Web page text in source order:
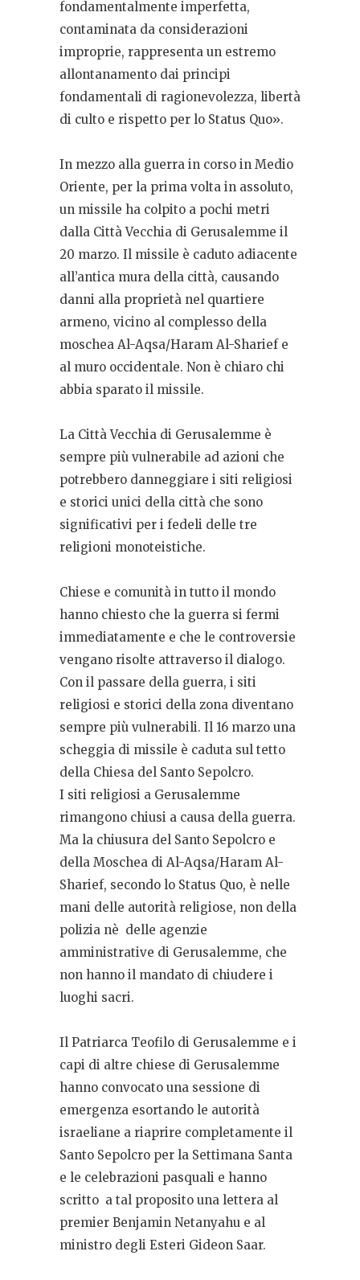
fondamentalmente imperfetta,
contaminata da considerazioni
improprie, rappresenta un estremo
allontanamento dai principi
fondamentali di ragionevolezza, libertà
di culto e rispetto per lo Status Quo».
In mezzo alla guerra in corso in Medio
Oriente, per la prima volta in assoluto,
un missile ha colpito a pochi metri
dalla Città Vecchia di Gerusalemme il
20 marzo. Il missile è caduto adiacente
all’antica mura della città, causando
danni alla proprietà nel quartiere
armeno, vicino al complesso della
moschea Al-Aqsa/Haram Al-Sharief e
al muro occidentale. Non è chiaro chi
abbia sparato il missile.
La Città Vecchia di Gerusalemme è
sempre più vulnerabile ad azioni che
potrebbero danneggiare i siti religiosi
e storici unici della città che sono
significativi per i fedeli delle tre
religioni monoteistiche.
Chiese e comunità in tutto il mondo
hanno chiesto che la guerra si fermi
immediatamente e che le controversie
vengano risolte attraverso il dialogo.
Con il passare della guerra, i siti
religiosi e storici della zona diventano
sempre più vulnerabili. Il 16 marzo una
scheggia di missile è caduta sul tetto
della Chiesa del Santo Sepolcro.
I siti religiosi a Gerusalemme
rimangono chiusi a causa della guerra.
Ma la chiusura del Santo Sepolcro e
della Moschea di Al-Aqsa/Haram Al-
Sharief, secondo lo Status Quo, è nelle
mani delle autorità religiose, non della
polizia nè delle agenzie
amministrative di Gerusalemme, che
non hanno il mandato di chiudere i
luoghi sacri.
Il Patriarca Teofilo di Gerusalemme e i
capi di altre chiese di Gerusalemme
hanno convocato una sessione di
emergenza esortando le autorità
israeliane a riaprire completamente il
Santo Sepolcro per la Settimana Santa
e le celebrazioni pasquali e hanno
scritto a tal proposito una lettera al
premier Benjamin Netanyahu e al
ministro degli Esteri Gideon Saar.